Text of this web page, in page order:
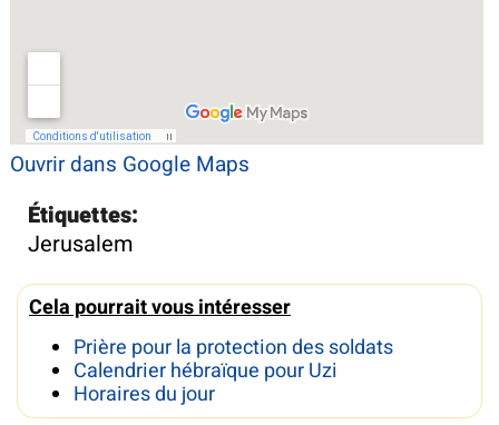
Ouvrir dans Google Maps
Étiquettes:
Jerusalem
Cela pourrait vous intéresser
Prière pour la protection des soldats
Calendrier hébraïque pour Uzi
Horaires du jour